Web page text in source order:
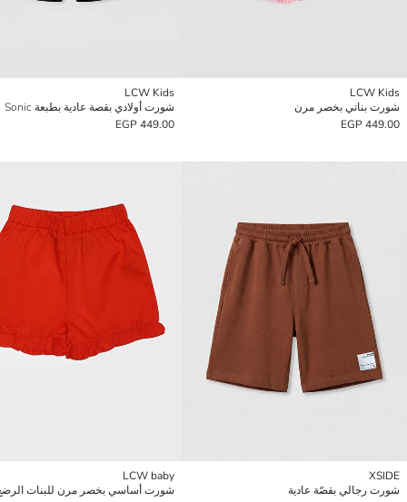
LCW Kids
شورت بناتي بخصر مرن
449.00 EGP
LCW Kids
شورت أولادي بقصة عادية بطبعة Sonic
449.00 EGP
XSIDE
شورت رجالي بقصّة عادية
LCW baby
شورت أساسي بخصر مرن للبنات